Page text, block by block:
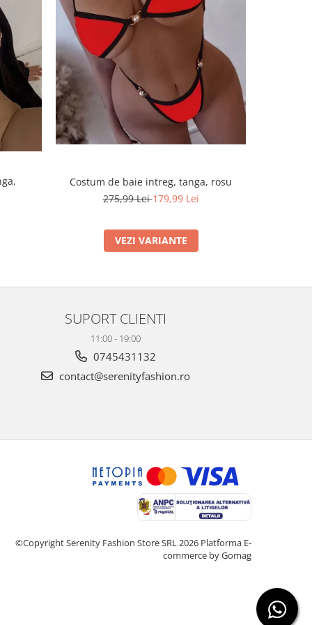
Costum de baie intreg, tanga, rosu
275,99 Lei179,99 Lei
VEZI VARIANTE
SUPORT CLIENTI
11:00 - 19:00
0745431132
contact@serenityfashion.ro
©Copyright Serenity Fashion Store SRL 2026 Platforma E-
commerce by Gomag